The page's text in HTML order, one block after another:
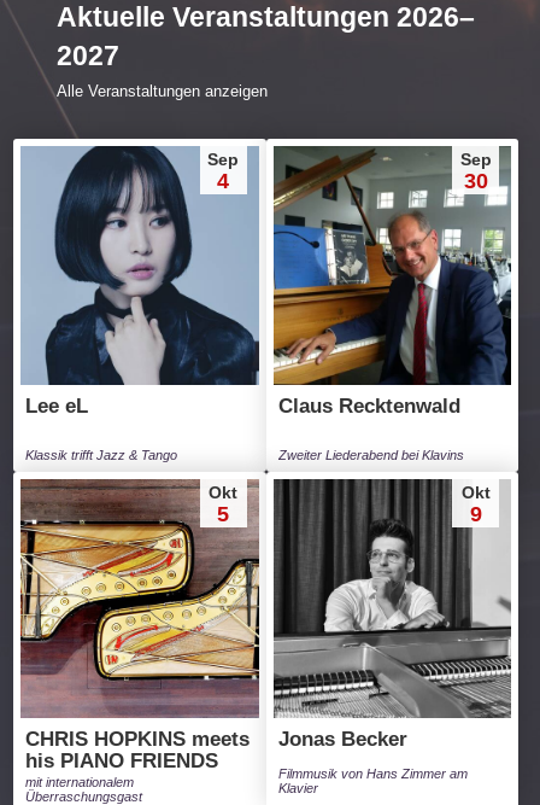
Aktuelle Veranstaltungen 2026–
2027
Alle Veranstaltungen anzeigen
Sep
4
Lee eL
Klassik trifft Jazz & Tango
Sep
30
Claus Recktenwald
Zweiter Liederabend bei Klavins
Okt
5
CHRIS HOPKINS meets
his PIANO FRIENDS
mit internationalem
Überraschungsgast
Okt
9
Jonas Becker
Filmmusik von Hans Zimmer am
Klavier